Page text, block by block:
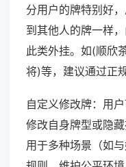
分用户的牌特别好
到其他人的牌一样
此类外挂。如(顺欣
将)等，建议通过正
自定义修改牌：用
修改自身牌型或隐
用于多种场景（如